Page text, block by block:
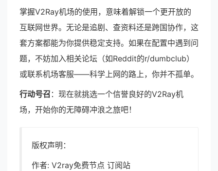
掌握V2Ray机场的使用，意味着解锁一个更开放的
互联网世界。无论是追剧、查资料还是跨国协作，这
套方案都能为你提供稳定支持。如果在配置中遇到问
题，不妨加入相关论坛（如Reddit的r/dumbclub）
或联系机场客服——科学上网的路上，你并不孤单。
行动号召 ：现在就挑选一个信誉良好的V2Ray机
场，开始你的无障碍冲浪之旅吧！
版权声明：
作者: V2ray免费节点 订阅站